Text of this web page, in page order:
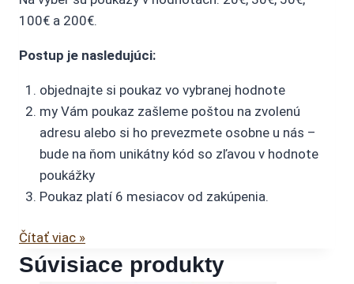
100€ a 200€.
Postup je nasledujúci:
objednajte si poukaz vo vybranej hodnote
my Vám poukaz zašleme poštou na zvolenú
adresu alebo si ho prevezmete osobne u nás –
bude na ňom unikátny kód so zľavou v hodnote
poukážky
Poukaz platí 6 mesiacov od zakúpenia.
Čítať viac »
Súvisiace produkty